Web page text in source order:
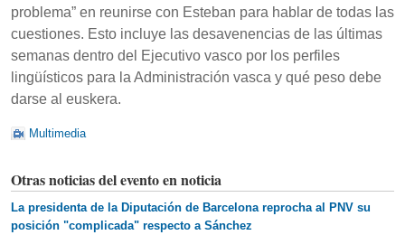
problema” en reunirse con Esteban para hablar de todas las
cuestiones. Esto incluye las desavenencias de las últimas
semanas dentro del Ejecutivo vasco por los perfiles
lingüísticos para la Administración vasca y qué peso debe
darse al euskera.
Multimedia
Otras noticias del evento en noticia
La presidenta de la Diputación de Barcelona reprocha al PNV su
posición "complicada" respecto a Sánchez